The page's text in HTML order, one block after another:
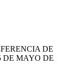
DE
DE MAYO DE